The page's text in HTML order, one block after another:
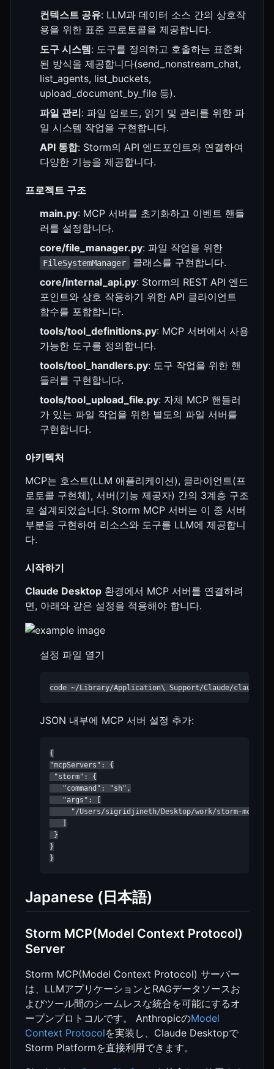
컨텍스트 공유: LLM과 데이터 소스 간의 상호작
용을 위한 표준 프로토콜을 제공합니다.
도구 시스템: 도구를 정의하고 호출하는 표준화
된 방식을 제공합니다(send_nonstream_chat,
list_agents, list_buckets,
upload_document_by_file 등).
파일 관리: 파일 업로드, 읽기 및 관리를 위한 파
일 시스템 작업을 구현합니다.
API 통합: Storm의 API 엔드포인트와 연결하여
다양한 기능을 제공합니다.
프로젝트 구조
main.py: MCP 서버를 초기화하고 이벤트 핸들
러를 설정합니다.
core/file_manager.py: 파일 작업을 위한
FileSystemManager
클래스를 구현합니다.
core/internal_api.py: Storm의 REST API 엔드
포인트와 상호 작용하기 위한 API 클라이언트
함수를 포함합니다.
tools/tool_definitions.py: MCP 서버에서 사용
가능한 도구를 정의합니다.
tools/tool_handlers.py: 도구 작업을 위한 핸
들러를 구현합니다.
tools/tool_upload_file.py: 자체 MCP 핸들러
가 있는 파일 작업을 위한 별도의 파일 서버를
구현합니다.
아키텍처
MCP는 호스트(LLM 애플리케이션), 클라이언트(프
로토콜 구현체), 서버(기능 제공자) 간의 3계층 구조
로 설계되었습니다. Storm MCP 서버는 이 중 서버
부분을 구현하여 리소스와 도구를 LLM에 제공합니
다.
시작하기
Claude Desktop 환경에서 MCP 서버를 연결하려
면, 아래와 같은 설정을 적용해야 합니다.
설정 파일 열기
code ~/Library/Application\ Support/Claude/
JSON 내부에 MCP 서버 설정 추가:
{
"mcpServers": {
"storm": {
   "command": "sh",
   "args": [
"/Users/sigridjineth/Desktop/work/storm-mcp-
   ]
}
}
}
Japanese (日本語)
Storm MCP(Model Context Protocol)
Server
Storm MCP(Model Context Protocol) サーバー
は、LLMアプリケーションとRAGデータソースお
よびツール間のシームレスな統合を可能にするオ
ープンプロトコルです。 AnthropicのModel
Context Protocolを実装し、Claude Desktopで
Storm Platformを直接利用できます。